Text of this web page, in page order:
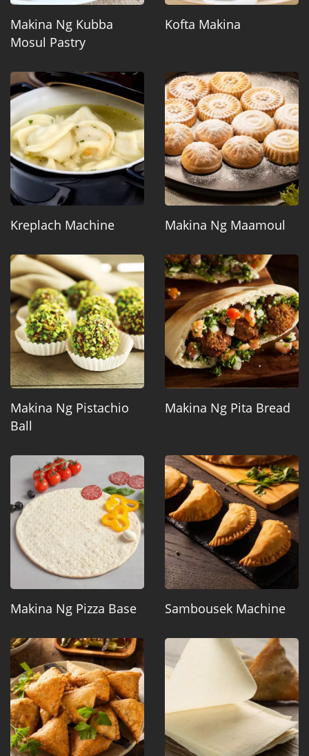
Makina Ng Kubba
Mosul Pastry
Kofta Makina
Kreplach Machine Makina Ng Maamoul
Makina Ng Pistachio
Ball
Makina Ng Pita Bread
Makina Ng Pizza Base Sambousek Machine